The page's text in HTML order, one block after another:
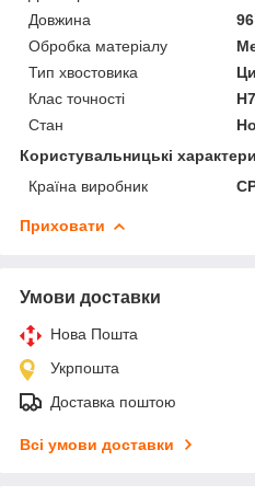
Довжина
Обробка матеріалу
Тип хвостовика
Клас точності
Н7
Стан
Користувальницькі
Країна виробник
Приховати
Умови доставки
Нова Пошта
Укрпошта
Доставка поштою
Всі умови доставки